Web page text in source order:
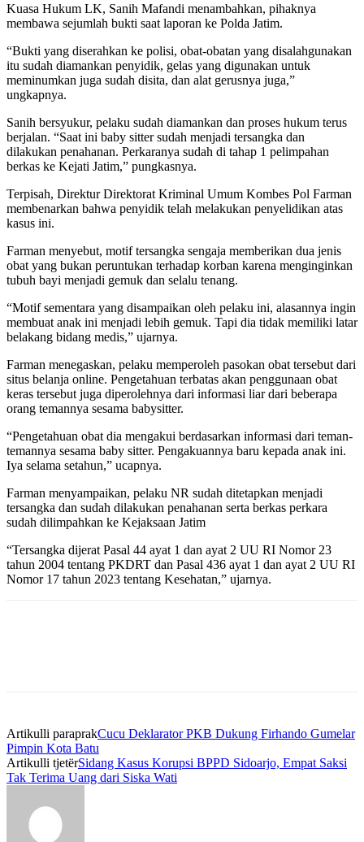
Kuasa Hukum LK, Sanih Mafandi menambahkan, pihaknya
membawa sejumlah bukti saat laporan ke Polda Jatim.
“Bukti yang diserahkan ke polisi, obat-obatan yang disalahgunakan
itu sudah diamankan penyidik, gelas yang digunakan untuk
meminumkan juga sudah disita, dan alat gerusnya juga,”
ungkapnya.
Sanih bersyukur, pelaku sudah diamankan dan proses hukum terus
berjalan. “Saat ini baby sitter sudah menjadi tersangka dan
dilakukan penahanan. Perkaranya sudah di tahap 1 pelimpahan
berkas ke Kejati Jatim,” pungkasnya.
Terpisah, Direktur Direktorat Kriminal Umum Kombes Pol Farman
membenarkan bahwa penyidik telah melakukan penyelidikan atas
kasus ini.
Farman menyebut, motif tersangka sengaja memberikan dua jenis
obat yang bukan peruntukan terhadap korban karena menginginkan
tubuh bayi menjadi gemuk dan selalu tenang.
“Motif sementara yang disampaikan oleh pelaku ini, alasannya ingin
membuat anak ini menjadi lebih gemuk. Tapi dia tidak memiliki latar
belakang bidang medis,” ujarnya.
Farman menegaskan, pelaku memperoleh pasokan obat tersebut dari
situs belanja online. Pengetahuan terbatas akan penggunaan obat
keras tersebut juga diperolehnya dari informasi liar dari beberapa
orang temannya sesama babysitter.
“Pengetahuan obat dia mengakui berdasarkan informasi dari teman-
temannya sesama baby sitter. Pengakuannya baru kepada anak ini.
Iya selama setahun,” ucapnya.
Farman menyampaikan, pelaku NR sudah ditetapkan menjadi
tersangka dan sudah dilakukan penahanan serta berkas perkara
sudah dilimpahkan ke Kejaksaan Jatim
“Tersangka dijerat Pasal 44 ayat 1 dan ayat 2 UU RI Nomor 23
tahun 2004 tentang PKDRT dan Pasal 436 ayat 1 dan ayat 2 UU RI
Nomor 17 tahun 2023 tentang Kesehatan,” ujarnya.
Artikulli paraprakCucu Deklarator PKB Dukung Firhando Gumelar
Pimpin Kota Batu
Artikulli tjetërSidang Kasus Korupsi BPPD Sidoarjo, Empat Saksi
Tak Terima Uang dari Siska Wati